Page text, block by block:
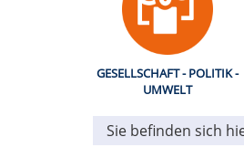
GESELLSCHAFT - POLITIK -
UMWELT
Sie befinden sich